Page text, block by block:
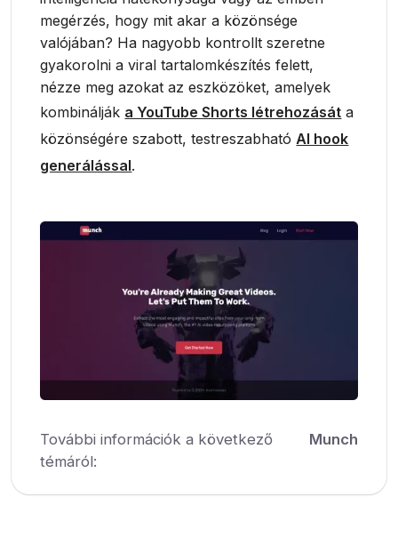
megérzés, hogy mit akar a közönsége
valójában? Ha nagyobb kontrollt szeretne
gyakorolni a viral tartalomkészítés felett,
nézze meg azokat az eszközöket, amelyek
kombinálják a YouTube Shorts létrehozását a
közönségére szabott, testreszabhatóAI hook
generálással.
További információk a következő
témáról:
Munch